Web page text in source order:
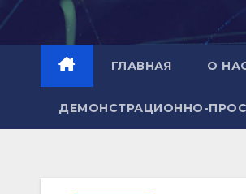
Перейти
содержимому
ГЛАВНАЯ О
ДЕМОНСТРАЦИОННО-